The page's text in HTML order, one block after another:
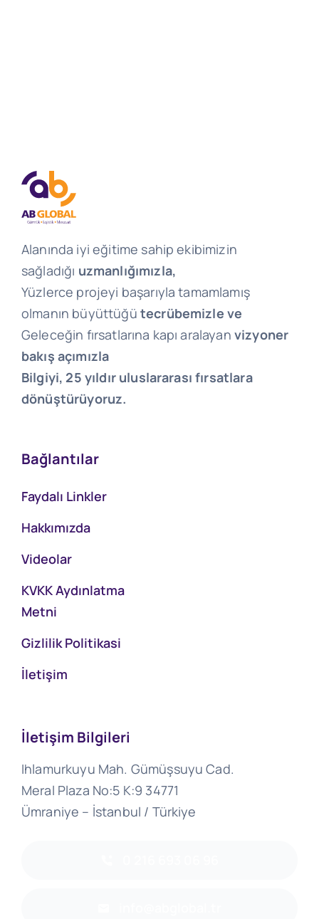
Alanında iyi eğitime sahip ekibimizin
sağladığı uzmanlığımızla,
Yüzlerce projeyi başarıyla tamamlamış
olmanın büyüttüğü tecrübemizle ve
Geleceğin fırsatlarına kapı aralayan vizyoner
bakış açımızla
Bilgiyi, 25 yıldır uluslararası fırsatlara
dönüştürüyoruz.
Bağlantılar
Faydalı Linkler
Hakkımızda
Videolar
KVKK Aydınlatma
Metni
Gizlilik Politikasi
İletişim
İletişim Bilgileri
Ihlamurkuyu Mah. Gümüşsuyu Cad.
Meral Plaza No:5 K:9 34771
Ümraniye – İstanbul / Türkiye